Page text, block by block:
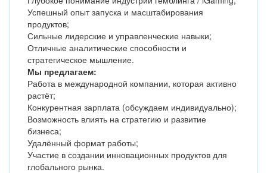
Успешный опыт запуска и масштабирования
продуктов;
Сильные лидерские и управленческие навыки;
Отличные аналитические способности и
стратегическое мышление.
Мы предлагаем:
Работа в международной компании, которая активно
растёт;
Конкурентная зарплата (обсуждаем индивидуально);
Возможность влиять на стратегию и развитие
бизнеса;
Удалённый формат работы;
Участие в создании инновационных продуктов для
глобального рынка.